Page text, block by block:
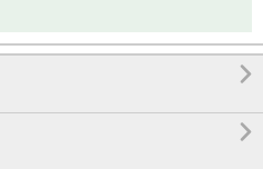

